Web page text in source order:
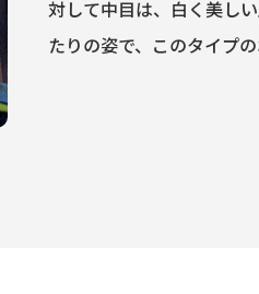
対して中目は、白く美し
たりの姿で、このタイプ